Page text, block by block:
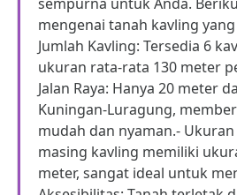
mengenai tanah kavling
Jumlah Kavling: Tersedia 6
ukuran rata-rata 130 meter
Jalan Raya: Hanya 20 meter
Kuningan-Luragung,
mudah dan nyaman.-
masing kavling memiliki
meter, sangat ideal untuk